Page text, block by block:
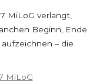
MiLoG verlangt,
Beginn, Ende
– die
MiLoG